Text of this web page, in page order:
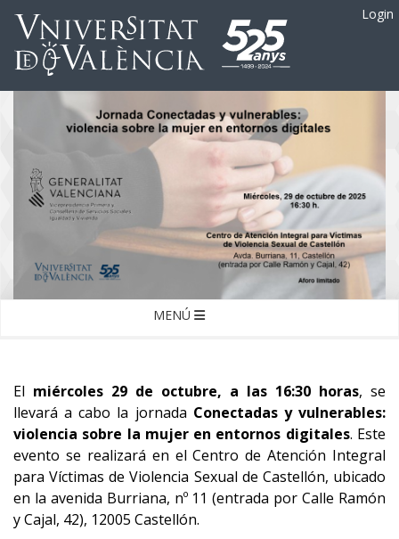
Login
MENÚ
El miércoles 29 de octubre, a las 16:30 horas, se
llevará a cabo la jornada Conectadas y vulnerables:
violencia sobre la mujer en entornos digitales. Este
evento se realizará en el Centro de Atención Integral
para Víctimas de Violencia Sexual de Castellón, ubicado
en la avenida Burriana, nº 11 (entrada por Calle Ramón
y Cajal, 42), 12005 Castellón.